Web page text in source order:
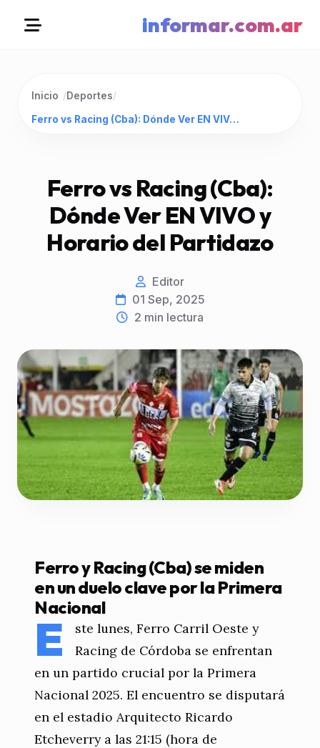
informar.com.ar
Inicio /Deportes/
Ferro vs Racing (Cba): Dónde Ver EN VIVO y Horario del Partidazo
Ferro vs Racing (Cba):
Dónde Ver EN VIVO y
Horario del Partidazo
Editor
01 Sep, 2025
2 min lectura
Ferro y Racing (Cba) se miden
en un duelo clave por la Primera
Nacional
E
ste lunes, Ferro Carril Oeste y
Racing de Córdoba se enfrentan
en un partido crucial por la Primera
Nacional 2025. El encuentro se disputará
en el estadio Arquitecto Ricardo
Etcheverry a las 21:15 (hora de